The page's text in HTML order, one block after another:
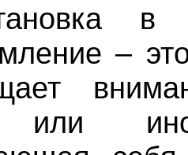
–
или